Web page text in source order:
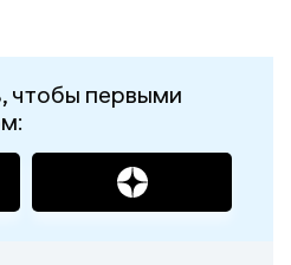
чтобы первыми